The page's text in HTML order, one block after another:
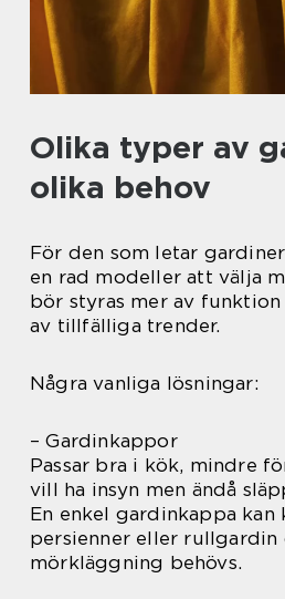
Olika typer av
olika behov
För den som letar
en rad modeller att välja
bör styras mer av
av tillfälliga trender.
Några vanliga lösningar:
– Gardinkappor
Passar bra i kök, mindre
vill ha insyn men ändå
En enkel gardinkappa
persienner eller rullgardin
mörkläggning behövs.